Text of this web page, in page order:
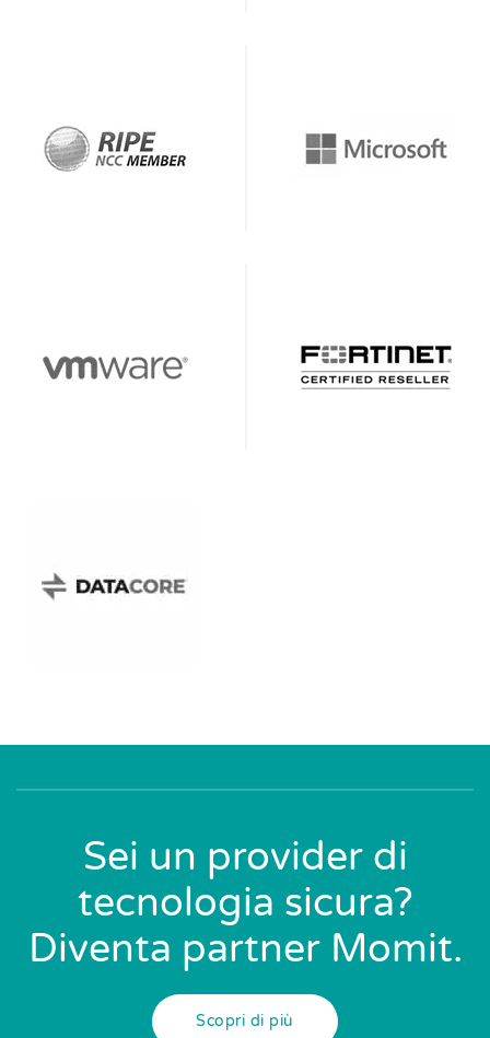
Sei un provider di
tecnologia sicura?
Diventa partner Momit.
Scopri di più